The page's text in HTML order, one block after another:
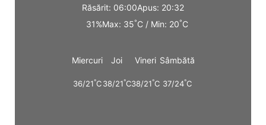
Răsărit: 06:00Apus: 20:32
31%Max: 35°C / Min: 20°C
Miercuri
36/21°C
Joi
38/21°C
Vineri
38/21°C
Sâmbătă
37/24°C